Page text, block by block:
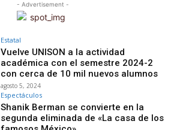
- Advertisement -
Estatal
Vuelve UNISON a la actividad
académica con el semestre 2024-2
con cerca de 10 mil nuevos alumnos
agosto 5, 2024
Espectáculos
Shanik Berman se convierte en la
segunda eliminada de «La casa de los